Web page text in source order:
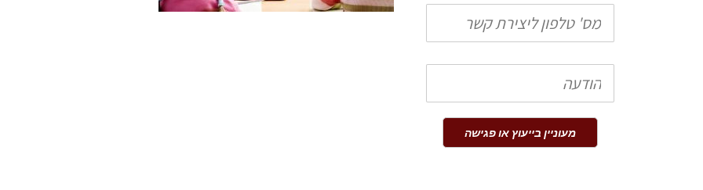
טלפון
הודעה
מעוניין בייעוץ או פגישה